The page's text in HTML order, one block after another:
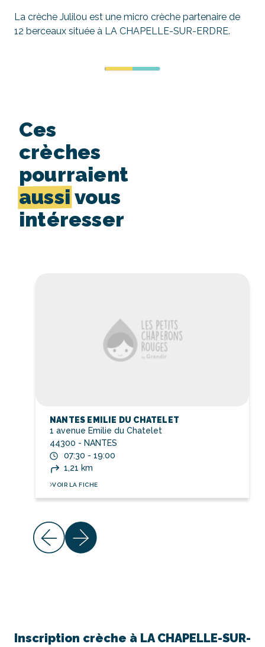
La crèche Julilou est une micro crèche partenaire de
12 berceaux située à LA CHAPELLE-SUR-ERDRE.
Ces
crèches
pourraient
aussi vous
intéresser
NANTES EMILIE DU CHATELET
1 avenue Emilie du Chatelet
44300 - NANTES
07:30 - 19:00
1,21 km
VOIR LA FICHE
Inscription crèche à LA CHAPELLE-SUR-